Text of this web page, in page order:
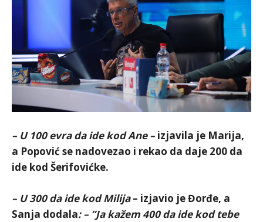
– U 100 evra da ide kod Ane – izjavila je Marija,
a Popović se nadovezao i rekao da daje 200 da
ide kod Šerifovićke.
– U 300 da ide kod Milija– izjavio je Đorđe, a
Sanja dodala: – ”Ja kažem 400 da ide kod tebe